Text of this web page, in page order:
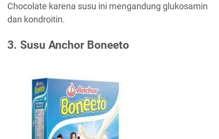
Chocolate karena susu ini mengandung glukosamin
dan kondroitin.
3. Susu Anchor Boneeto